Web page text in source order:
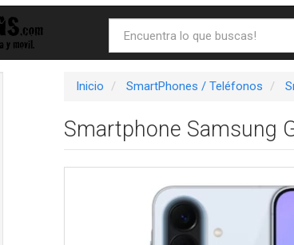
Inicio SmartPhones / Teléfonos
Smartphone Samsung